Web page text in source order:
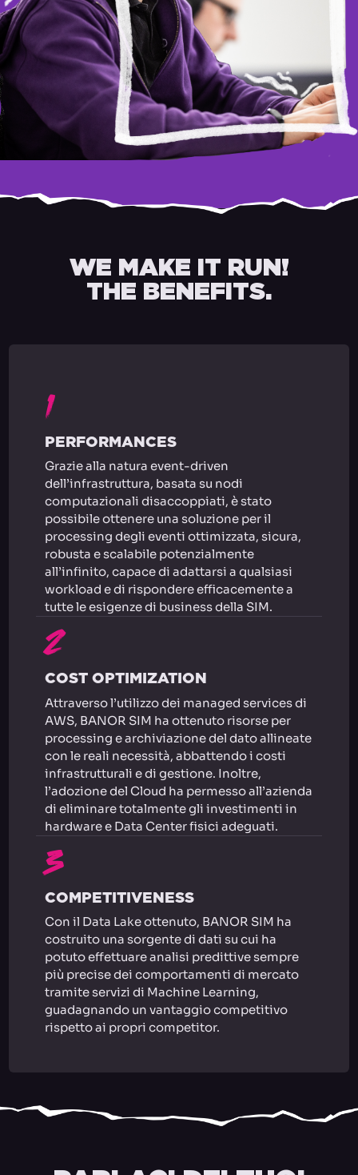
WE MAKE IT RUN!
THE BENEFITS.
1
PERFORMANCES
Grazie alla natura event-driven
dell’infrastruttura, basata su nodi
computazionali disaccoppiati, è stato
possibile ottenere una soluzione per il
processing degli eventi ottimizzata, sicura,
robusta e scalabile potenzialmente
all’infinito, capace di adattarsi a qualsiasi
workload e di rispondere efficacemente a
tutte le esigenze di business della SIM.
2
COST OPTIMIZATION
Attraverso l’utilizzo dei managed services di
AWS, BANOR SIM ha ottenuto risorse per
processing e archiviazione del dato allineate
con le reali necessità, abbattendo i costi
infrastrutturali e di gestione. Inoltre,
l’adozione del Cloud ha permesso all’azienda
di eliminare totalmente gli investimenti in
hardware e Data Center fisici adeguati.
3
COMPETITIVENESS
Con il Data Lake ottenuto, BANOR SIM ha
costruito una sorgente di dati su cui ha
potuto effettuare analisi predittive sempre
più precise dei comportamenti di mercato
tramite servizi di Machine Learning,
guadagnando un vantaggio competitivo
rispetto ai propri competitor.